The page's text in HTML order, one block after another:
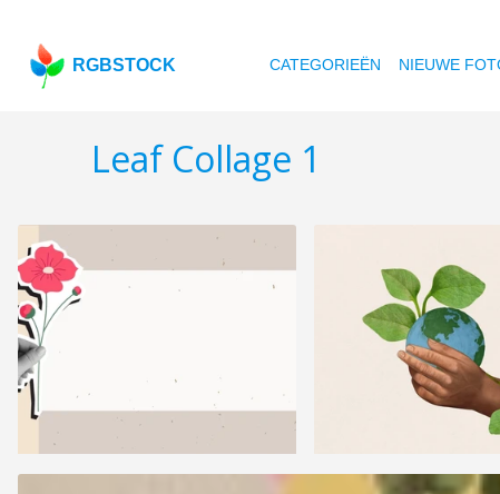
RGBSTOCK CATEGORIEËN NIEUWE
Leaf Collage 1